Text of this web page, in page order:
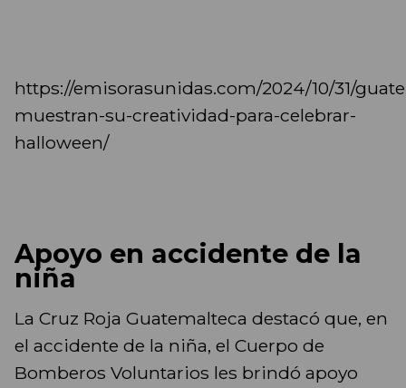
https://emisorasunidas.com/2024/10/31/
muestran-su-creatividad-para-celebrar-
halloween/
Apoyo en accidente de la
niña
La Cruz Roja Guatemalteca destacó que, en
el accidente de la niña, el Cuerpo de
Bomberos Voluntarios les brindó apoyo